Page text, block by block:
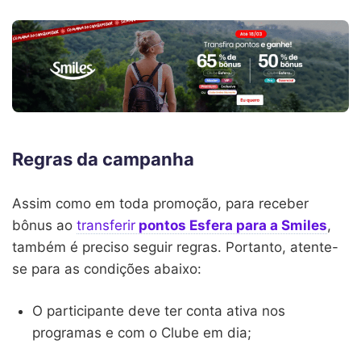
Regras da campanha
Assim como em toda promoção, para receber
bônus ao transferir pontos Esfera para a Smiles,
também é preciso seguir regras. Portanto, atente-
se para as condições abaixo:
O participante deve ter conta ativa nos
programas e com o Clube em dia;